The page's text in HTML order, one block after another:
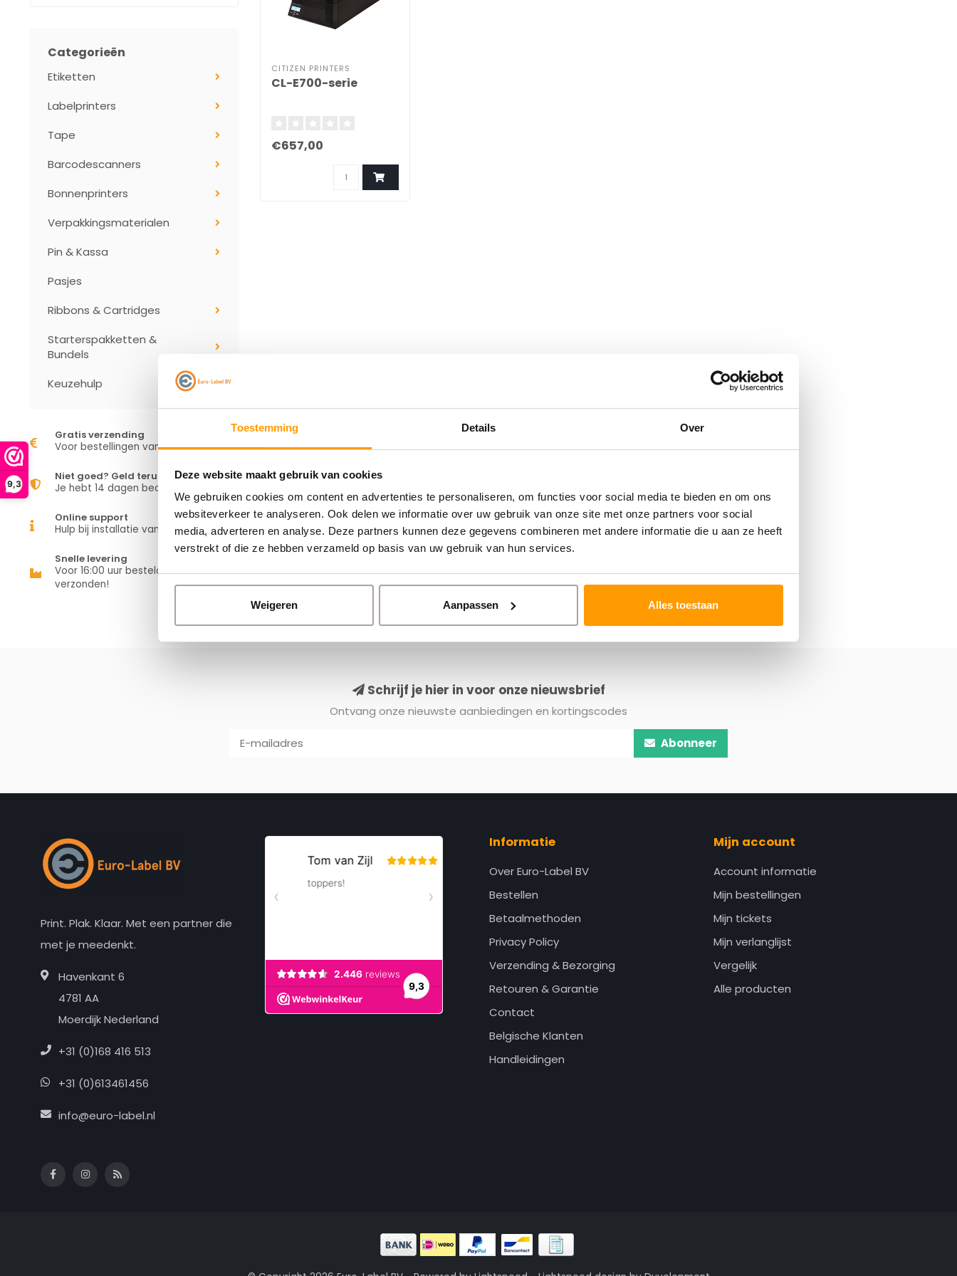
Toestemming Details Over
Deze website maakt gebruik van cookies
We gebruiken cookies om content en advertenties te personaliseren, om functies voor social media te bieden en om ons
websiteverkeer te analyseren. Ook delen we informatie over uw gebruik van onze site met onze partners voor social
media, adverteren en analyse. Deze partners kunnen deze gegevens combineren met andere informatie die u aan ze heeft
verstrekt of die ze hebben verzameld op basis van uw gebruik van hun services.
Weigeren Aanpassen Alles toestaan
9,3
Categorieën
Etiketten
Labelprinters
Tape
Barcodescanners
Bonnenprinters
Verpakkingsmaterialen
Pin & Kassa
Pasjes
Ribbons & Cartridges
Starterspakketten &
Bundels
Keuzehulp
Gratis verzending
Voor bestellingen vanaf €50,00
Niet goed? Geld terug
Je hebt 14 dagen bedenktijd
Online support
Hulp bij installatie van je apparaat
Snelle levering
Voor 16:00 uur besteld is vandaag
verzonden!
CITIZEN PRINTERS
CL-E700-serie​
€657,00
Schrijf je hier in voor onze nieuwsbrief
Ontvang onze nieuwste aanbiedingen en kortingscodes
Abonneer
Print. Plak. Klaar. Met een partner die
met je meedenkt.
Havenkant 6
4781 AA
Moerdijk Nederland
+31 (0)168 416 513
+31 (0)613461456
info@euro-label.nl
Informatie
Over Euro-Label BV
Bestellen
Betaalmethoden
Privacy Policy
Verzending & Bezorging
Retouren & Garantie
Contact
Belgische Klanten
Handleidingen
Mijn account
Account informatie
Mijn bestellingen
Mijn tickets
Mijn verlanglijst
Vergelijk
Alle producten